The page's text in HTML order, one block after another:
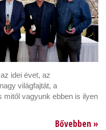
idei évet, az
világfajtát, a
mitől vagyunk ebben is ilyen
Bővebben »